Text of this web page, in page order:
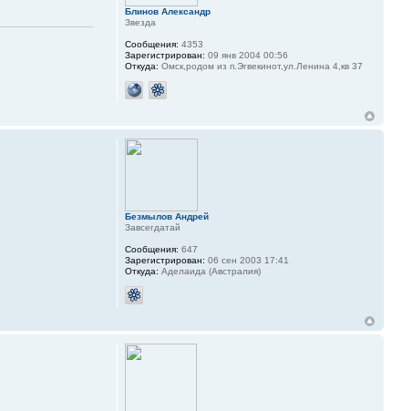
Блинов Александр
Звезда
Сообщения: 4353
Зарегистрирован: 09 янв 2004 00:56
Откуда: Омск,родом из п.Эгвекинот,ул.Ленина 4,кв 37
Безмылов Андрей
Завсегдатай
Сообщения: 647
Зарегистрирован: 06 сен 2003 17:41
Откуда: Аделаида (Австралия)